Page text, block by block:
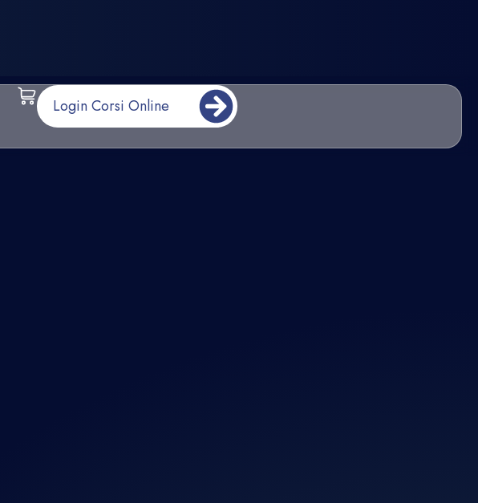
Login Corsi Online